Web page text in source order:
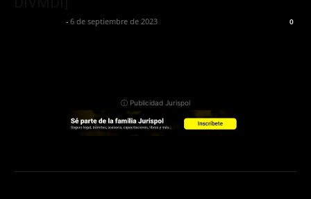
- 6 de septiembre de 2023 0
ⓘ Publicidad Jurispol